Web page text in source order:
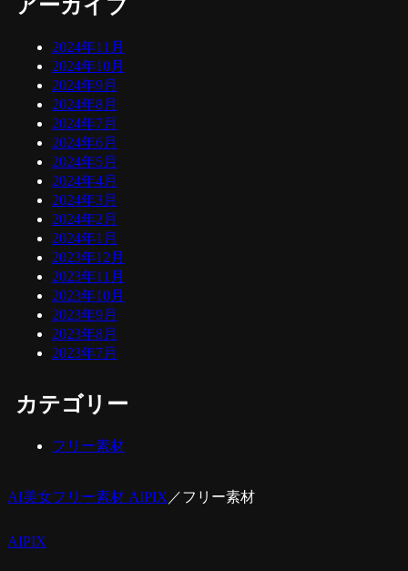
アーカイブ
2024年11月
2024年10月
2024年9月
2024年8月
2024年7月
2024年6月
2024年5月
2024年4月
2024年3月
2024年2月
2024年1月
2023年12月
2023年11月
2023年10月
2023年9月
2023年8月
2023年7月
カテゴリー
フリー素材
AI美女フリー素材 AIPIX ／フリー素材
AIPIX